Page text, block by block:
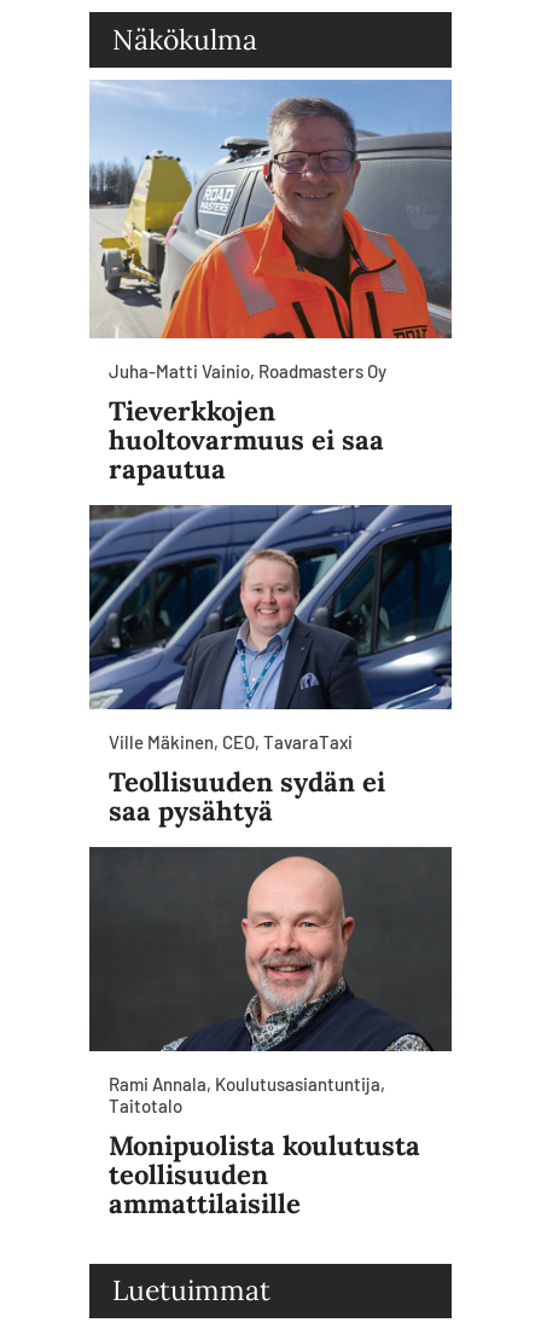
Näkökulma
Juha-Matti Vainio, Roadmasters Oy
Tieverkkojen
huoltovarmuus ei saa
rapautua
Ville Mäkinen, CEO, TavaraTaxi
Teollisuuden sydän ei
saa pysähtyä
Rami Annala, Koulutusasiantuntija,
Taitotalo
Monipuolista koulutusta
teollisuuden
ammattilaisille
Luetuimmat